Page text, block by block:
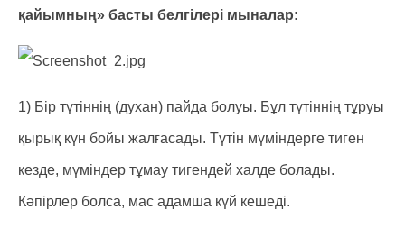
қайымның» басты белгілері мыналар:
1) Бір түтіннің (духан) пайда болуы. Бұл түтіннің тұруы
қырық күн бойы жалғасады. Түтін мүміндерге тиген
кезде, мүміндер тұмау тигендей халде болады.
Кәпірлер болса, мас адамша күй кешеді.